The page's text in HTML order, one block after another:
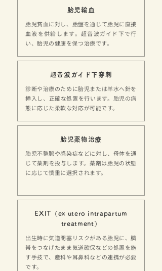
胎児輸血
胎児貧血に対し、胎盤を通じて胎児に直接
血液を供給します。超音波ガイド下で行
い、胎児の健康を保つ治療です。
超音波ガイド下穿刺
診断や治療のために胎児または羊水へ針を
挿入し、正確な処置を行います。胎児の病
態に応じた柔軟な対応が可能です。
胎児薬物治療
胎児不整脈や感染症などに対し、母体を通
じて薬剤を投与します。薬剤は胎児の状態
に応じて慎重に選択されます。
EXIT（ex utero intrapartum
treatment）
出生時に気道閉塞リスクがある胎児に、臍
帯をつなげたまま気道確保などの処置を施
す手技で、産科や耳鼻科などの連携が必要
です。